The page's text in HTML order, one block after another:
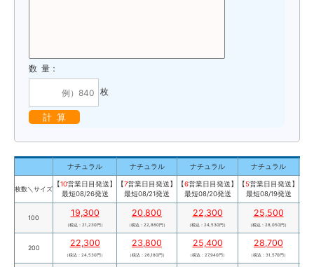
数 量：
枚
計 算
ナチュラル ナチュラル ナチュラル ナチュラル
枚数＼サイズ
【10営業日目発送】
最短08/26発送
【7営業日目発送】
最短08/21発送
【6営業日目発送】
最短08/20発送
【5営業日目発送】
最短08/19発送
100 19,300
（税込：21,230円）
20,800
（税込：22,880円）
22,300
（税込：24,530円）
25,500
（税込：28,050円）
200 22,300
（税込：24,530円）
23,800
（税込：26,180円）
25,400
（税込：27,940円）
28,700
（税込：31,570円）